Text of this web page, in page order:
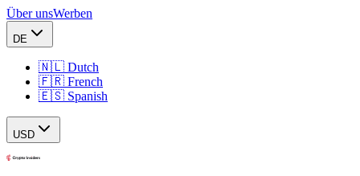
Über unsWerben
DE
🇳🇱 Dutch
🇫🇷 French
🇪🇸 Spanish
USD